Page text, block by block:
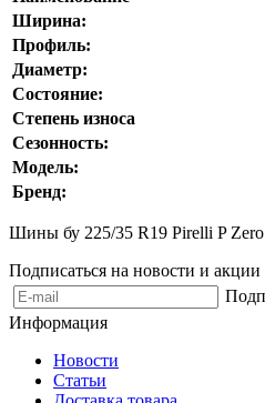
Ширина:
Профиль:
Диаметр:
Состояние:
Степень износа
Сезонность:
Модель:
Бренд:
Шины бу 225/35 R19 Pirelli P Zero
Подписаться на новости и акции
Информация
Новости
Статьи